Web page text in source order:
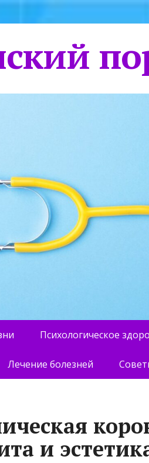
Психологическое
Лечение болезней
и